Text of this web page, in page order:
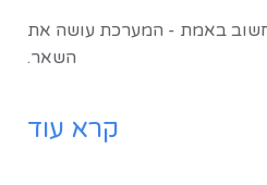
באמת - המערכת עושה את
השאר.
קרא עוד